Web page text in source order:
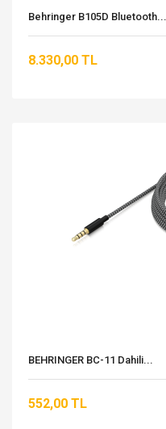
Behringer B105D Bluetooth...
8.330,00 TL
BEHRINGER BC-11 Dahili...
552,00 TL